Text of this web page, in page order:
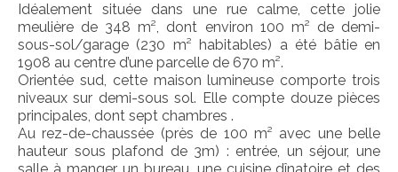
Idéalement située dans une rue calme, cette jolie
meulière de 348 m², dont environ 100 m² de demi-
sous-sol/garage (230 m² habitables) a été bâtie en
1908 au centre d’une parcelle de 670 m².
Orientée sud, cette maison lumineuse comporte trois
niveaux sur demi-sous sol. Elle compte douze pièces
principales, dont sept chambres .
Au rez-de-chaussée (près de 100 m² avec une belle
hauteur sous plafond de 3m) : entrée, un séjour, une